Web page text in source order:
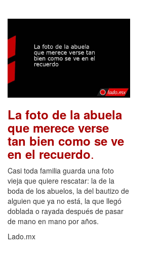
La foto de la abuela
que merece verse
tan bien como se ve
en el recuerdo.
Casi toda familia guarda una foto
vieja que quiere rescatar: la de la
boda de los abuelos, la del bautizo de
alguien que ya no está, la que llegó
doblada o rayada después de pasar
de mano en mano por años.
Lado.mx